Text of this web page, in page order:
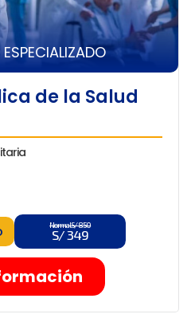
de la Salud
Normal S/ 850
S/ 349